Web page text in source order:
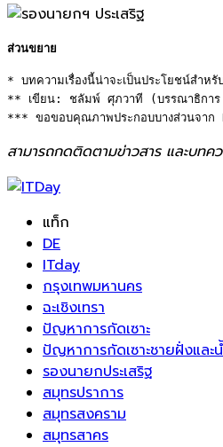
ส่วนขยาย
* บทความเรื่องนี้น่าจะเป็นประโยชน์สำหรั
** เขียน: ชลัมพ์ ศุภวาที (บรรณาธิการ
*** ขอขอบคุณภาพประกอบบางส่วนจาก
สามารถกดติดตามข่าวสาร และบทค
แท็ก
DE
ITday
กรุงเทพมหานคร
ฉะเชิงเทรา
ปัญหาการกัดเซาะ
ปัญหาการกัดเซาะชายฝั่งและ
รองนายกประเสริฐ
สมุทรปราการ
สมุทรสงคราม
สมุทรสาคร